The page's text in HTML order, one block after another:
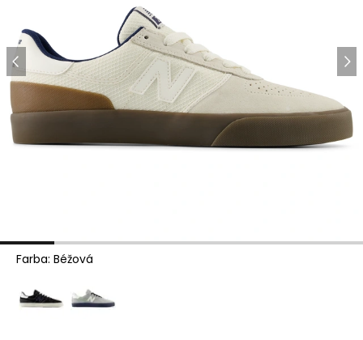
Farba: Béžová